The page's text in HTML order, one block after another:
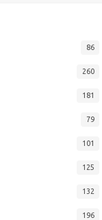
86
260
181
79
101
125
132
196